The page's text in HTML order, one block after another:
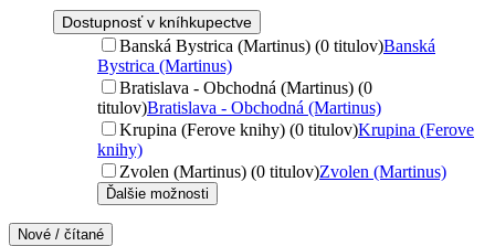
Dostupnosť v kníhkupectve
Banská Bystrica (Martinus) (0 titulov)Banská
Bystrica (Martinus)
Bratislava - Obchodná (Martinus) (0
titulov)Bratislava - Obchodná (Martinus)
Krupina (Ferove knihy) (0 titulov)Krupina (Ferove
knihy)
Zvolen (Martinus) (0 titulov)Zvolen (Martinus)
Ďalšie možnosti
Nové / čítané